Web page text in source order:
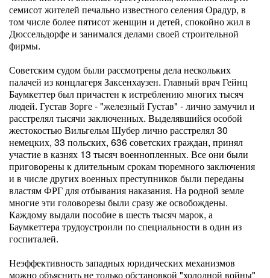
семисот жителей печально известного селения Орадур, в
том числе более пятисот женщин и детей, спокойно жил в
Дюссельдорфе и занимался делами своей строительной
фирмы.
Советским судом были рассмотрены дела нескольких
палачей из концлагеря Заксенхаузен. Главный врач Гейнц
Баумкеттер был причастен к истреблению многих тысяч
людей. Густав Зорге - "железный Густав" - лично замучил и
расстрелял тысячи заключенных. Выделявшийся особой
жестокостью Вильгельм Шубер лично расстрелял 30
немецких, 33 польских, 636 советских граждан, принял
участие в казнях 13 тысяч военнопленных. Все они были
приговорены к длительным срокам тюремного заключения
и в числе других военных преступников были переданы
властям ФРГ для отбывания наказания. На родной земле
многие эти головорезы были сразу же освобождены.
Каждому выдали пособие в шесть тысяч марок, а
Баумкеттера трудоустроили по специальности в один из
госпиталей.
Неэффективность западных юридических механизмов
можно объяснить не только обстановкой "холодной войны"